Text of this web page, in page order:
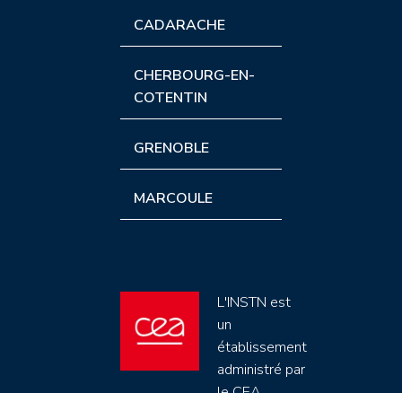
CADARACHE
CHERBOURG-EN-
COTENTIN
GRENOBLE
MARCOULE
L'INSTN est
un
établissement
administré par